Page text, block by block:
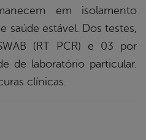
em isolamento
saúde estável. Dos testes,
(RT PCR) e 03 por
de laboratório particular.
clínicas.